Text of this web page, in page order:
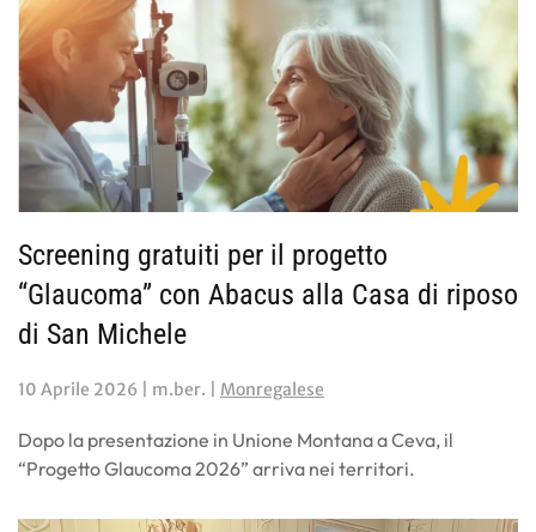
Screening gratuiti per il progetto
“Glaucoma” con Abacus alla Casa di riposo
di San Michele
10 Aprile 2026 | m.ber. | Monregalese
Dopo la presentazione in Unione Montana a Ceva, il
“Progetto Glaucoma 2026” arriva nei territori.